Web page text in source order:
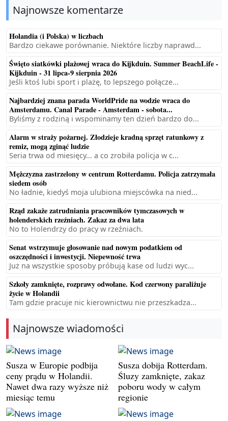
Najnowsze komentarze
Holandia (i Polska) w liczbach
Bardzo ciekawe porównanie. Niektóre liczby naprawd...
Święto siatkówki plażowej wraca do Kijkduin. Summer BeachLife -
Kijkduin - 31 lipca-9 sierpnia 2026
Jeśli ktoś lubi sport i plażę, to lepszego połącze...
Najbardziej znana parada WorldPride na wodzie wraca do
Amsterdamu. Canal Parade - Amsterdam - sobota...
Byliśmy z rodziną i wspominamy ten dzień bardzo do...
Alarm w straży pożarnej. Złodzieje kradną sprzęt ratunkowy z
remiz, mogą zginąć ludzie
Seria trwa od miesięcy... a co zrobiła policja w c...
Mężczyzna zastrzelony w centrum Rotterdamu. Policja zatrzymała
siedem osób
No ładnie, kiedyś moja ulubiona miejscówka na nied...
Rząd zakaże zatrudniania pracowników tymczasowych w
holenderskich rzeźniach. Zakaz za dwa lata
No to Holendrzy do pracy w rzeźniach.
Senat wstrzymuje głosowanie nad nowym podatkiem od
oszczędności i inwestycji. Niepewność trwa
Już na wszystkie sposoby próbują kase od ludzi wyc...
Szkoły zamknięte, rozprawy odwołane. Kod czerwony paraliżuje
życie w Holandii
Tam gdzie pracuje nic kierownictwu nie przeszkadza...
Najnowsze wiadomości
Susza w Europie podbija
ceny prądu w Holandii.
Nawet dwa razy wyższe niż
miesiąc temu
Susza dobija Rotterdam.
Śluzy zamknięte, zakaz
poboru wody w całym
regionie